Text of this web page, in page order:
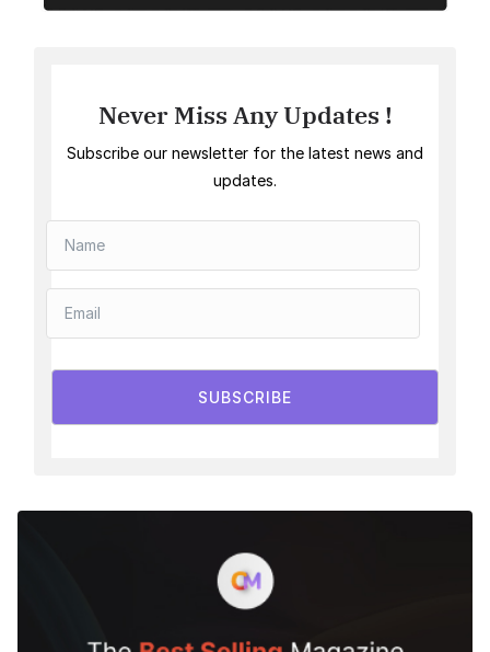
Never Miss Any Updates !
Subscribe our newsletter for the latest news and
updates.
SUBSCRIBE